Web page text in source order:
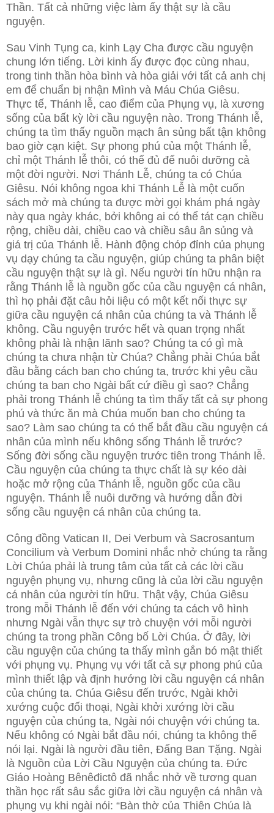
Thần. Tất cả những việc làm ấy thật sự là cầu
nguyện.
Sau Vinh Tụng ca, kinh Lạy Cha được cầu nguyện
chung lớn tiếng. Lời kinh ấy được đọc cùng nhau,
trong tinh thần hòa bình và hòa giải với tất cả anh chị
em để chuẩn bị nhận Mình và Máu Chúa Giêsu.
Thực tế, Thánh lễ, cao điểm của Phụng vụ, là xương
sống của bất kỳ lời cầu nguyện nào. Trong Thánh lễ,
chúng ta tìm thấy nguồn mạch ân sủng bất tận không
bao giờ cạn kiệt. Sự phong phú của một Thánh lễ,
chỉ một Thánh lễ thôi, có thể đủ để nuôi dưỡng cả
một đời người. Nơi Thánh Lễ, chúng ta có Chúa
Giêsu. Nói không ngoa khi Thánh Lễ là một cuốn
sách mở mà chúng ta được mời gọi khám phá ngày
này qua ngày khác, bởi không ai có thể tát cạn chiều
rộng, chiều dài, chiều cao và chiều sâu ân sủng và
giá trị của Thánh lễ. Hành động chóp đỉnh của phụng
vụ dạy chúng ta cầu nguyện, giúp chúng ta phân biệt
cầu nguyện thật sự là gì. Nếu người tín hữu nhận ra
rằng Thánh lễ là nguồn gốc của cầu nguyện cá nhân,
thì họ phải đặt câu hỏi liệu có một kết nối thực sự
giữa cầu nguyện cá nhân của chúng ta và Thánh lễ
không. Cầu nguyện trước hết và quan trọng nhất
không phải là nhận lãnh sao? Chúng ta có gì mà
chúng ta chưa nhận từ Chúa? Chẳng phải Chúa bắt
đầu bằng cách ban cho chúng ta, trước khi yêu cầu
chúng ta ban cho Ngài bất cứ điều gì sao? Chẳng
phải trong Thánh lễ chúng ta tìm thấy tất cả sự phong
phú và thức ăn mà Chúa muốn ban cho chúng ta
sao? Làm sao chúng ta có thể bắt đầu cầu nguyện cá
nhân của mình nếu không sống Thánh lễ trước?
Sống đời sống cầu nguyện trước tiên trong Thánh lễ.
Cầu nguyện của chúng ta thực chất là sự kéo dài
hoặc mở rộng của Thánh lễ, nguồn gốc của cầu
nguyện. Thánh lễ nuôi dưỡng và hướng dẫn đời
sống cầu nguyện cá nhân của chúng ta.
Công đồng Vatican II, Dei Verbum và Sacrosantum
Concilium và Verbum Domini nhắc nhở chúng ta rằng
Lời Chúa phải là trung tâm của tất cả các lời cầu
nguyện phụng vụ, nhưng cũng là của lời cầu nguyện
cá nhân của người tín hữu. Thật vậy, Chúa Giêsu
trong mỗi Thánh lễ đến với chúng ta cách vô hình
nhưng Ngài vẫn thực sự trò chuyện với mỗi người
chúng ta trong phần Công bố Lời Chúa. Ở đây, lời
cầu nguyện của chúng ta thấy mình gắn bó mật thiết
với phụng vụ. Phụng vụ với tất cả sự phong phú của
mình thiết lập và định hướng lời cầu nguyện cá nhân
của chúng ta. Chúa Giêsu đến trước, Ngài khởi
xướng cuộc đối thoại, Ngài khởi xướng lời cầu
nguyện của chúng ta, Ngài nói chuyện với chúng ta.
Nếu không có Ngài bắt đầu nói, chúng ta không thể
nói lại. Ngài là người đầu tiên, Đấng Ban Tặng. Ngài
là Nguồn của Lời Cầu Nguyện của chúng ta. Đức
Giáo Hoàng Bênêđictô đã nhắc nhở về tương quan
thần học rất sâu sắc giữa lời cầu nguyện cá nhân và
phụng vụ khi ngài nói: “Bàn thờ của Thiên Chúa là